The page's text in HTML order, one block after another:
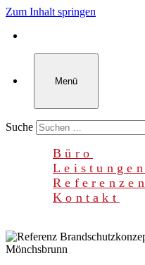
Zum Inhalt springen
Menü
Suche
Büro
Leistungen
Referenzen
Kontakt